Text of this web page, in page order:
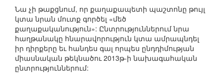
Նա չի թաքցնում, որ քաղաքապետի պաշտոնը թույլ
կտա նրան մուտք գործել «մեծ
քաղաքականություն»: Ընտրություններում նրա
հաղթանակը հնարավորություն կտա ամրապնդել
իր դիրքերը եւ հանդես գալ որպես ընդդիմության
միասնական թեկնածու 2013թ-ի նախագահական
ընտրություններում: